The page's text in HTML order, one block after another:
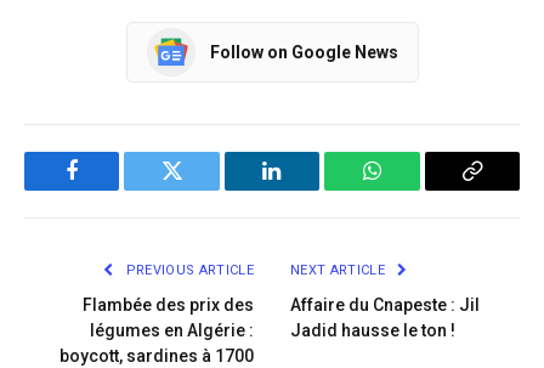
Follow on Google News
Facebook Twitter LinkedIn WhatsApp Copy
PREVIOUS ARTICLE
Flambée des prix des
légumes en Algérie :
boycott, sardines à 1700
NEXT ARTICLE
Affaire du Cnapeste : Jil
Jadid hausse le ton !